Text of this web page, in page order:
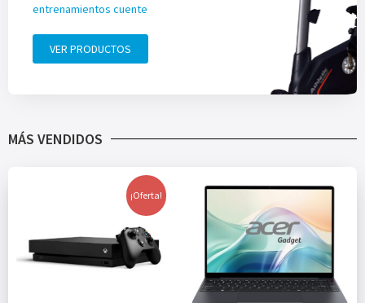
entrenamientos cuente
VER PRODUCTOS
MÁS VENDIDOS
¡Oferta!